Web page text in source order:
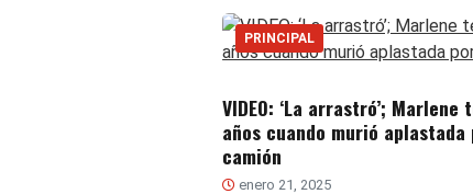
PRINCIPAL
VIDEO: ‘La arrastró’; Marlene
años cuando murió aplastada
camión
enero 21, 2025